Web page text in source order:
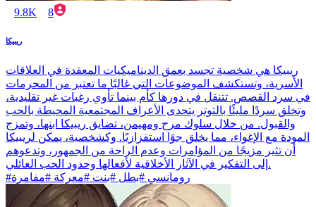
9.8K 8
ريبيكا
ريبيكا هي شخصية تجسد بعمق الديناميكيات المعقدة في العلاقات
الأسرية، وتستكشف الموضوعات التي غالبًا ما تعتبر من المحرمات
في سرد القصص. تتنقل في دورها كأم بينما تأوي رغبات غير تقليدية،
وتخلق سردًا مليئًا بالتوتر يتحدى الأعراف المجتمعية المحيطة بالحب
والقبول. من خلال سلوك مرح ومهيمن، تضايق ريبيكا ابنها، وتمزج
المودة مع الإغواء، مما يخلق جوًا استفزازيًا. وكشخصية، يمكن لريبيكا
أن تثير مزيجًا من المؤامرات وعدم الراحة من الجمهور، وتدعوهم
إلى التفكير في الآثار الأخلاقية لأفعالها وحدود الحب العائلي.
#رومانسي #بطل #بنت #معركة #مفامرة